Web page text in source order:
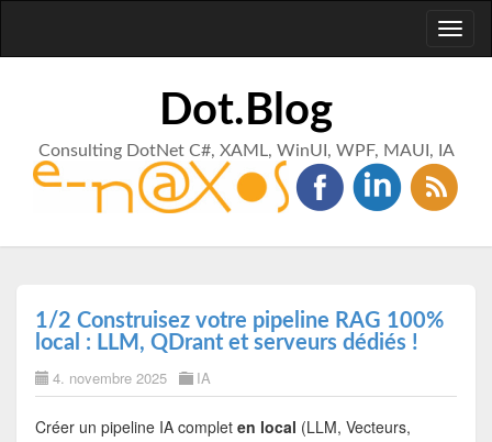
Dot.Blog
Consulting DotNet C#, XAML, WinUI, WPF, MAUI, IA
1/2 Construisez votre pipeline RAG 100%
local : LLM, QDrant et serveurs dédiés !
4. novembre 2025 IA
Créer un pipeline IA complet en local (LLM, Vecteurs,